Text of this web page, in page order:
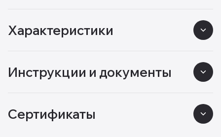
Характеристики
Инструкции и документы
Сертификаты